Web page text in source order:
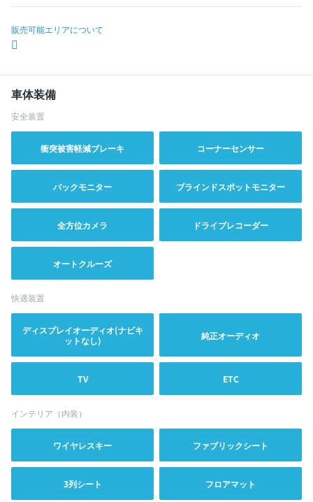
販売可能エリアについて
車体装備
安全装置
衝突被害軽減ブレーキ コーナーセンサー
バックモニター ブラインドスポットモニター
全方位カメラ ドライブレコーダー
オートクルーズ
快適装置
ディスプレイオーディオ(ナビキ
ットなし)
純正オーディオ
TV ETC
インテリア（内装）
ワイヤレスキー ファブリックシート
3列シート フロアマット